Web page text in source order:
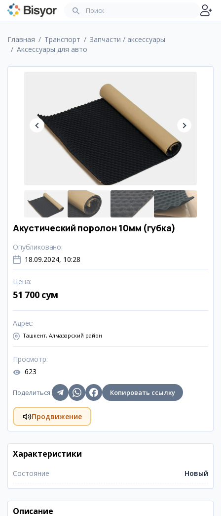
Главная Транспорт
Запчасти / аксессуары
Аксессуары для авто
Акустический поролон 10мм (губка)
Опубликовано:
18.09.2024, 10:28
Цена:
51 700 сум
Адрес:
Ташкент, Алмазарский район
Просмотр:
623
Поделиться: Копировать ссылку
Продвижение
Характеристики
Состояние Новый
Описание